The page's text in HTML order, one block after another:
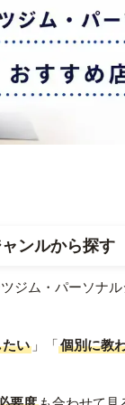
ンルから探す
ジム・パーソナ
い 」「個別に教